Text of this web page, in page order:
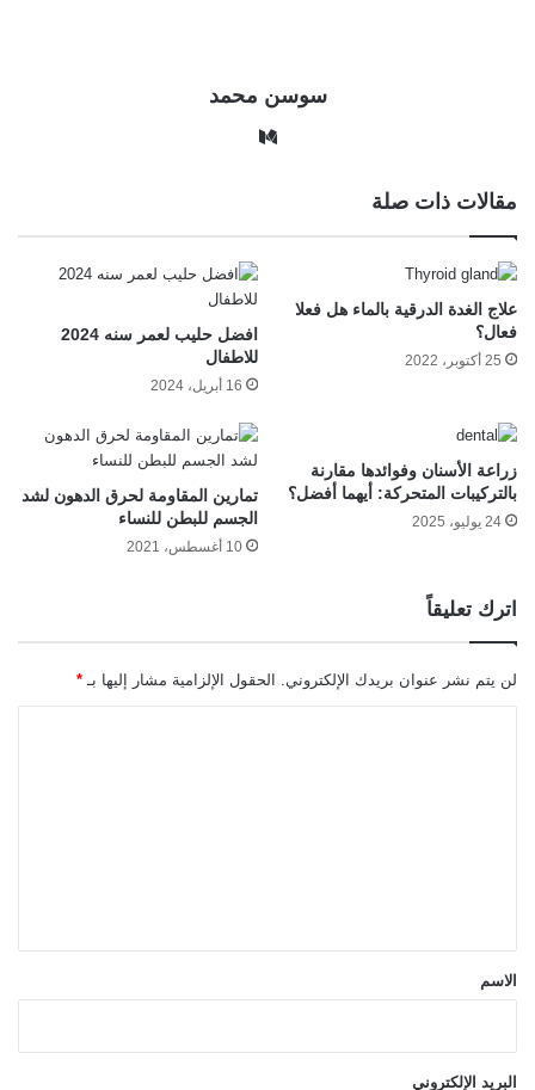
سوسن محمد
مقالات ذات صلة
علاج الغدة الدرقية بالماء هل فعلا
فعال؟
25 أكتوبر، 2022
افضل حليب لعمر سنه 2024
للاطفال
16 أبريل، 2024
زراعة الأسنان وفوائدها مقارنة
بالتركيبات المتحركة: أيهما أفضل؟
24 يوليو، 2025
تمارين المقاومة لحرق الدهون لشد
الجسم للبطن للنساء
10 أغسطس، 2021
اترك تعليقاً
لن يتم نشر عنوان بريدك الإلكتروني. الحقول الإلزامية مشار إليها بـ *
*الاسم
البريد الإلكتروني